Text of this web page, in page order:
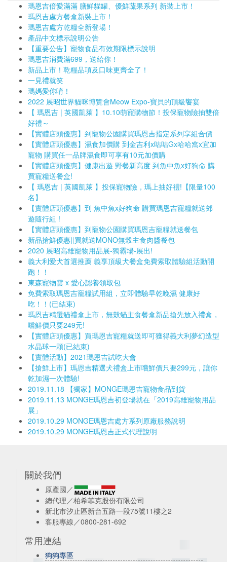
瑪恩吉倍愛滿滿 膳鮮貓罐、優鮮蔬果系列 新裝上市！
瑪恩吉處方餐盒新裝上市！
瑪恩吉處方乾糧全新登場！
產品中文標示說明公告
【重要公告】寵物食品有效期限標示說明
瑪恩吉消費滿699，送給你！
新品上市！乾糧品項及口味更齊全了！
一見禮就笑
瑪媽愛你唷！
2022 展昭世界貓咪博覽會Meow Expo-寶貝的頂級饗宴
【 瑪恩吉 | 英國凱萊 】10.10萌寵購物節！投保寵物險抽雙倍
好禮～
【實體店頭優惠】到寵物公園購買瑪恩吉指定系列享組合價
【實體店頭優惠】濕食加價購 到金吉利x咕咕Gx哈哈窩x宜加
寵物 購買任一品牌濕食即可享有10元加價購
【實體店頭優惠】健康出遊 野餐新高度 到魚中魚x好狗命 購
買寵糧送餐盒!
【 瑪恩吉 | 英國凱萊 】投保寵物險，瑪上抽好禮!【限量100
名】
【實體店頭優惠】到 魚中魚x好狗命 購買瑪恩吉寵糧就送郊
遊隨行組 !
【實體店頭優惠】到寵物公園購買瑪恩吉寵糧就送餐包
新品搶鮮優惠∥買就送MONO無榖主食肉醬餐包
2020 展昭高雄寵物用品展-獨霸場-展出!
義大利愛犬首選推薦 義享頂級犬餐盒免費索取體驗組活動開
跑！！
東森寵物雲 x 愛心認養領取包
免費索取瑪恩吉寵糧試用組，立即體驗早乾晚濕 健康好
吃！！(已結束)
瑪恩吉精選貓禮盒上市，無穀貓主食餐盒新品搶先放入禮盒，
嚐鮮價只要249元!
【實體店頭優惠】買瑪恩吉寵糧就送即可獲得義大利夢幻造型
水晶球一顆(已結束)
【實體活動】2021瑪恩吉試吃大會
【搶鮮上市】瑪恩吉精選犬禮盒上市嚐鮮價只要299元，讓你
乾加濕一次體驗!
2019.11.18 【獨家】MONGE瑪恩吉寵物食品到貨
2019.11.13 MONGE瑪恩吉初登場就在「2019高雄寵物用品
展」
2019.10.29 MONGE瑪恩吉處方系列原廠服務說明
2019.10.29 MONGE瑪恩吉正式代理說明
關於我們
原產國／
總代理／柏希菲克股份有限公司
新北市汐止區新台五路一段75號11樓之2
客服專線／0800-281-692
常用連結
狗狗專區